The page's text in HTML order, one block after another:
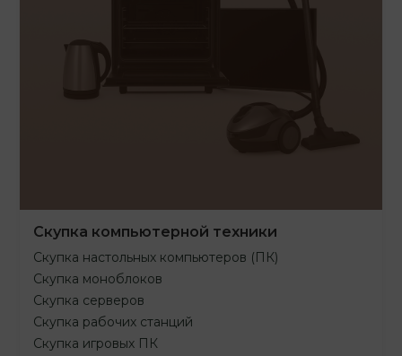
Скупка компьютерной техники
Скупка настольных компьютеров (ПК)
Скупка моноблоков
Скупка серверов
Скупка рабочих станций
Скупка игровых ПК